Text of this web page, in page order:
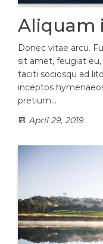
Aliquam
Donec vitae arcu.
sit amet, feugiat eu,
taciti sociosqu ad
inceptos
pretium…
April 29, 2019